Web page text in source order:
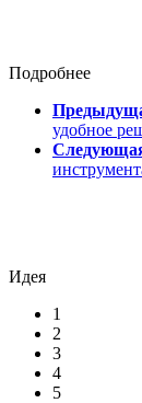
Подробнее
удобное
Идея
1
2
3
4
5